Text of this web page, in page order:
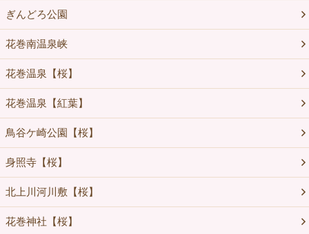
ぎんどろ公園
花巻南温泉峡
花巻温泉【桜】
花巻温泉【紅葉】
鳥谷ケ崎公園【桜】
身照寺【桜】
北上川河川敷【桜】
花巻神社【桜】